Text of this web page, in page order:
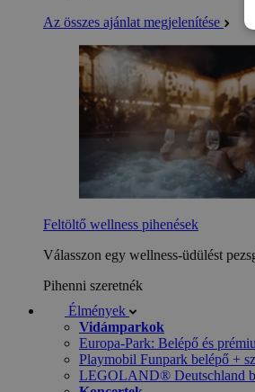
Az összes ajánlat megjelenítése
Feltöltő wellness pihenések
Válasszon egy wellness-üdülést
Pihenni szeretnék
Élmények
Vidámparkok
Europa-Park: Belépő és
Playmobil Funpark belépő +
LEGOLAND® Deutschland